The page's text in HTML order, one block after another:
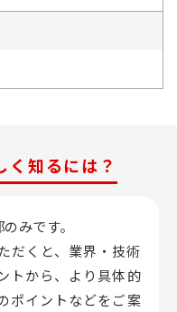
く知るには？
みです。
だくと、業界・技術
から、 より具体的
ポイントなどをご案